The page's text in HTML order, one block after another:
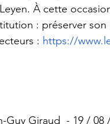
À cette
: préserver
: https://
Guy Giraud  - 19 / 08